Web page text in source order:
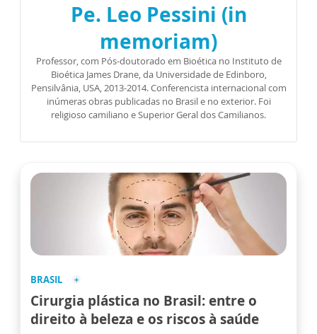
Pe. Leo Pessini (in
memoriam)
Professor, com Pós-doutorado em Bioética no Instituto de
Bioética James Drane, da Universidade de Edinboro,
Pensilvânia, USA, 2013-2014. Conferencista internacional com
inúmeras obras publicadas no Brasil e no exterior. Foi
religioso camiliano e Superior Geral dos Camilianos.
BRASIL
Cirurgia plástica no Brasil: entre o
direito à beleza e os riscos à saúde